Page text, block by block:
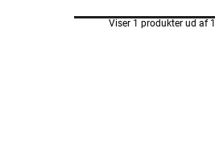
Viser 1 produkter ud af 1